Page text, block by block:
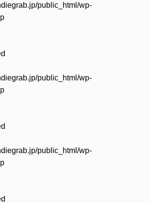
public_html/wp-
public_html/wp-
public_html/wp-